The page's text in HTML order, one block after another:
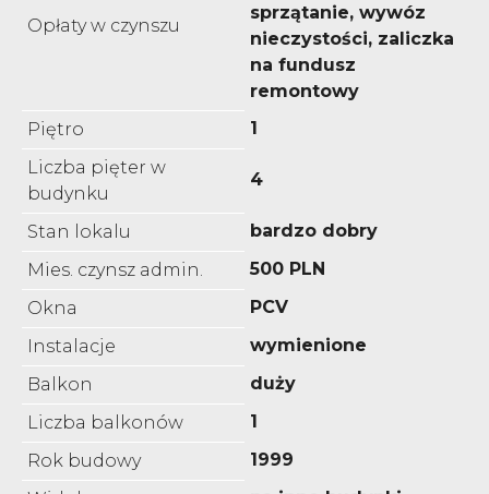
Opłaty w czynszu
sprzątanie, wywóz
nieczystości, zaliczka
na fundusz
remontowy
Piętro
1
Liczba pięter w
budynku
4
Stan lokalu
bardzo dobry
Mies. czynsz admin.
500 PLN
Okna
PCV
Instalacje
wymienione
Balkon
duży
Liczba balkonów
1
Rok budowy
1999